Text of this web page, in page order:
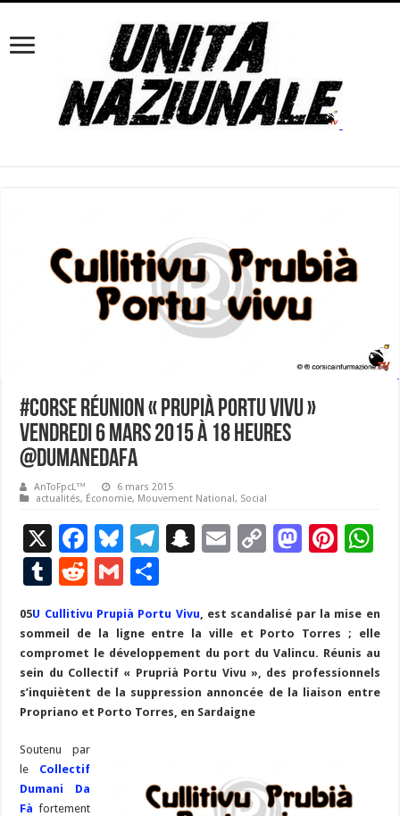
#Corse Réunion « Prupià portu vivu »
Vendredi 6 mars 2015 à 18 heures
@DumaneDaFa
AnToFpcL™
6 mars 2015
actualités, Économie, Mouvement National, Social
X
F
ac
e
b
o
o
k
Bl
u
es
ky
T
gr
a
m
S
p
c
h
at
E
l
C
y
Li
n
M
d
o
n
Pi
es
t
p
p
T
u
m
bl
r
R
d
di
t
G
m
ai
l
ar
ta
g
er
05U Cullitivu Prupià Portu Vivu , est scandalisé par la mise en
sommeil de la ligne entre la ville et Porto Torres ; elle
compromet le développement du port du Valincu. Réunis au
sein du Collectif « Pruprià Portu Vivu », des professionnels
s’inquiètent de la suppression annoncée de la liaison entre
Propriano et Porto Torres, en Sardaigne
Soutenu par
le Collectif
Dumani Da
Fà fortement